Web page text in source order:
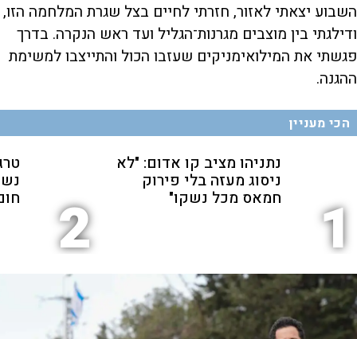
השבוע יצאתי לאזור, חזרתי לחיים בצל שגרת המלחמה הזו,
ודילגתי בין מוצבים מגרנות־הגליל ועד ראש הנקרה. בדרך
פגשתי את המילואימניקים שעזבו הכול והתייצבו למשימת
ההגנה.
הכי מעניין
1
נתניהו מציב קו אדום: "לא
ניסוג מעזה בלי פירוק
חמאס מכל נשקו" 2